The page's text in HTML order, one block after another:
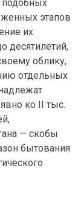
подобных
этапов
их
десятилетий,
облику,
отдельных
ко II тыс.
— скобы
бытования